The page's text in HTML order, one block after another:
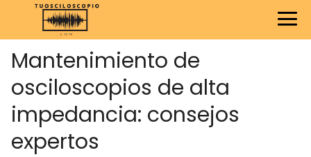
Mantenimiento de
osciloscopios de alta
impedancia: consejos
expertos